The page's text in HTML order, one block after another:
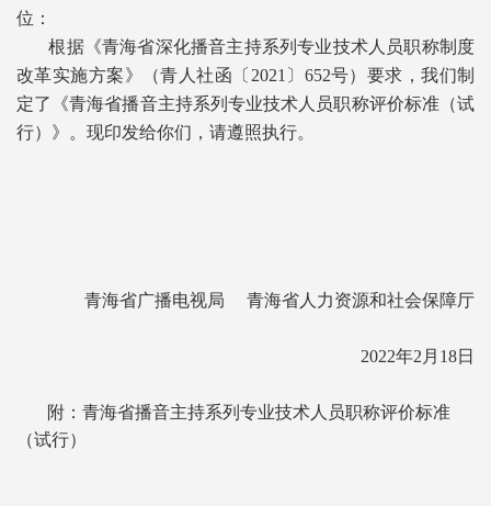
位：
根据《青海省深化播音主持系列专业技术人员职称制度
改革实施方案》（青人社函〔2021〕652号）要求，我们制
定了《青海省播音主持系列专业技术人员职称评价标准（试
行）》。现印发给你们，请遵照执行。
青海省广播电视局 青海省人力资源和社会保障厅
2022年2月18日
附： 青海省播音主持系列专业技术人员职称评价标准
（试行）